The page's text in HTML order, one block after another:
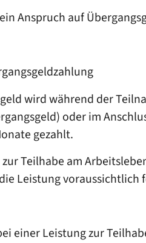
Anspruch auf
wird während der
oder im
gezahlt.
Teilhabe am
Leistung voraussichtlich
einer Leistung zur